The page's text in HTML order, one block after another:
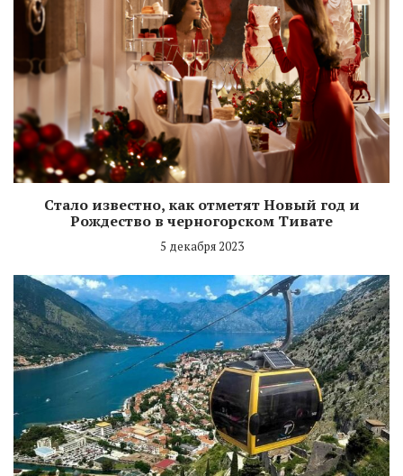
Стало известно, как отметят Новый год и
Рождество в черногорском Тивате
5 декабря 2023